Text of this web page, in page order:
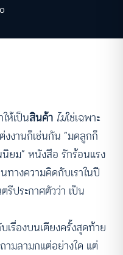
ห้เป็นสินค้า ไม่ใช่เฉพาะ
งงานก็เช่นกัน “มดลูกก็
ยม” หนังสือ รักร้อนแรง
างความคิดกับเราในปี
ประกาศตัวว่า เป็น
รื่องบนเตียงครั้งสุดท้าย
ามลามกแต่อย่างใด แต่